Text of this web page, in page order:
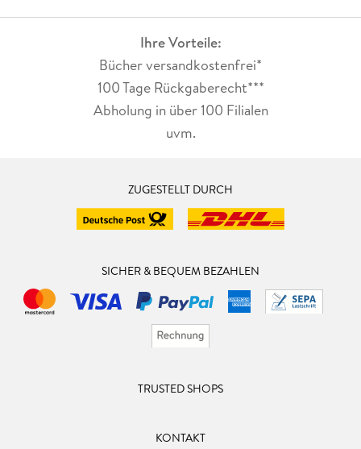
Ihre Vorteile:
Bücher versandkostenfrei*
100 Tage Rückgaberecht***
Abholung in über 100 Filialen
uvm.
ZUGESTELLT DURCH
SICHER & BEQUEM BEZAHLEN
TRUSTED SHOPS
KONTAKT